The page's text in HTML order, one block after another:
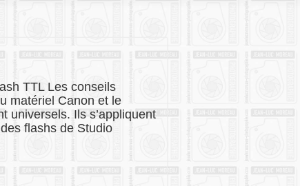
TTL Les conseils
matériel Canon et le
universels. Ils s’appliquent
flashs de Studio